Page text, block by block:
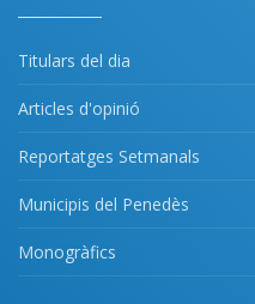
Titulars del dia
Articles d'opinió
Reportatges Setmanals
Municipis del Penedès
Monogràfics